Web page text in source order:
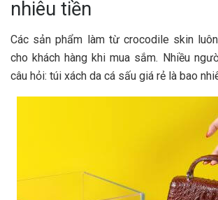
nhiêu tiền
Các sản phẩm làm từ crocodile skin
cho khách hàng khi mua sắm. Nhiều
câu hỏi: túi xách da cá sấu giá rẻ là bao